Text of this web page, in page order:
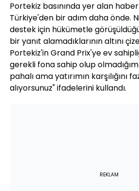
Portekiz basınında yer alan
Türkiye'den bir adım daha önde.
destek için hükümetle
bir yanıt alamadıklarının altını
Portekiz'in Grand Prix'ye ev
gerekli fona sahip olup
pahalı ama yatırımın karşılığını
alıyorsunuz" ifadelerini kullandı.
REKLAM